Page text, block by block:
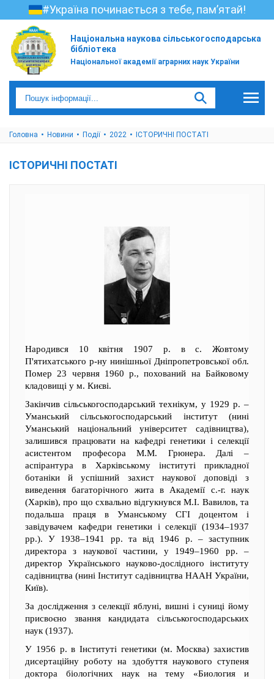
#Україна починається з тебе, пам’ятай!
Національна наукова сільськогосподарська
бібліотека
Національної академії аграрних наук України
Головна Новини Події 2022 ІСТОРИЧНІ ПОСТАТІ
ІСТОРИЧНІ ПОСТАТІ
Народився 10 квітня 1907 р. в с. Жовтому
П'ятихатського р-ну нинішньої Дніпропетровської обл.
Помер 23 червня 1960 р., похований на Байковому
кладовищі у м. Києві.
Закінчив сільськогосподарський технікум, у 1929 р. –
Уманський сільськогосподарський інститут (нині
Уманський національний університет садівництва),
залишився працювати на кафедрі генетики і селекції
асистентом професора М.М. Грюнера. Далі –
аспірантура в Харківському інституті прикладної
ботаніки й успішний захист наукової доповіді з
виведення багаторічного жита в Академії с.-г. наук
(Харків), про що схвально відгукнувся М.І. Вавилов, та
подальша праця в Уманському СГІ доцентом і
завідувачем кафедри генетики і селекції (1934–1937
рр.). У 1938–1941 рр. та від 1946 р. – заступник
директора з наукової частини, у 1949–1960 рр. –
директор Українського науково-дослідного інституту
садівництва (нині Інститут садівництва НААН України,
Київ).
За дослідження з селекції яблуні, вишні і суниці йому
присвоєно звання кандидата сільськогосподарських
наук (1937).
У 1956 р. в Інституті генетики (м. Москва) захистив
дисертаційну роботу на здобуття наукового ступеня
доктора біологічних наук на тему «Биология и